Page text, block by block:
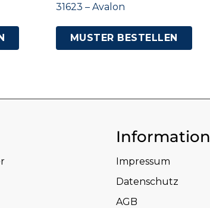
31623 – Avalon
MUSTER BESTELLEN
Information
Impressum
Datenschutz
AGB